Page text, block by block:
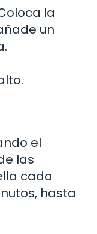
la
un
el
las
cada
hasta